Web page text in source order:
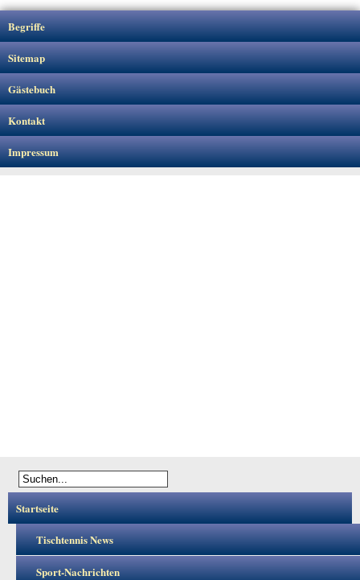
Begriffe
Sitemap
Gästebuch
Kontakt
Impressum
Startseite
Tischtennis News
Sport-Nachrichten